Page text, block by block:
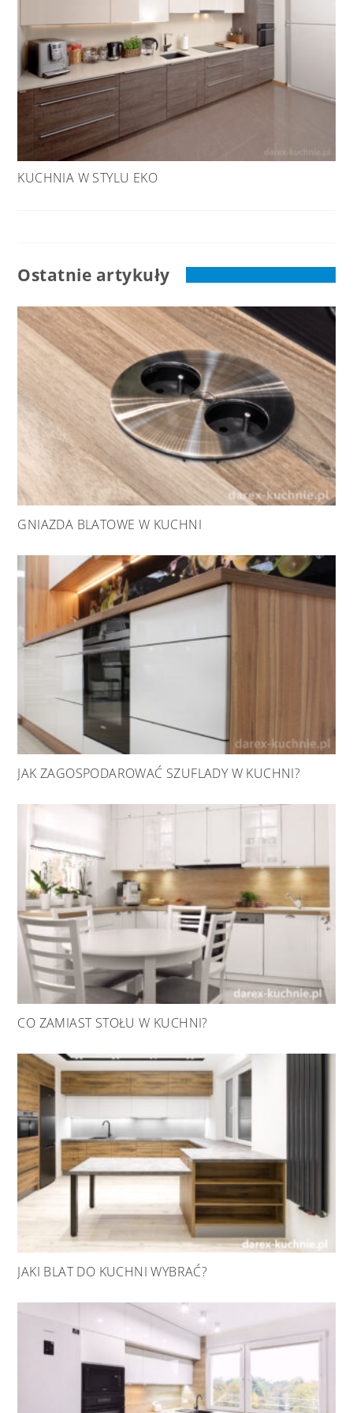
KUCHNIA W STYLU EKO
Ostatnie artykuły
GNIAZDA BLATOWE W KUCHNI
JAK ZAGOSPODAROWAĆ SZUFLADY W KUCHNI?
CO ZAMIAST STOŁU W KUCHNI?
JAKI BLAT DO KUCHNI WYBRAĆ?